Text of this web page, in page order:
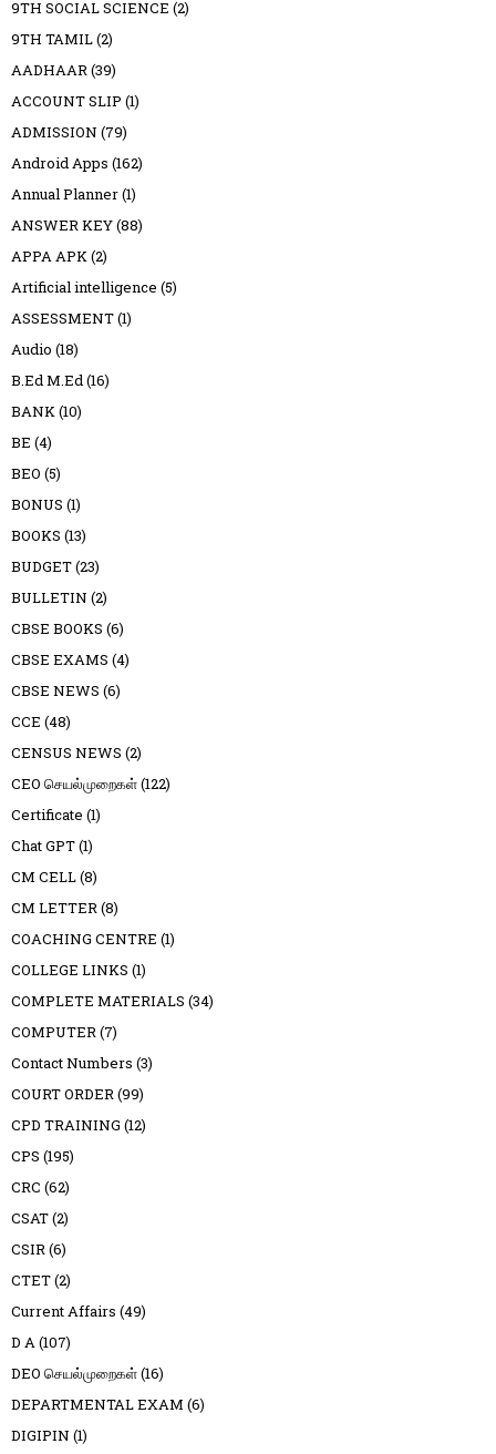
9TH SOCIAL SCIENCE (2)
9TH TAMIL(2)
AADHAAR(39)
ACCOUNT SLIP (1)
ADMISSION (79)
Android Apps (162)
Annual Planner(1)
ANSWER KEY(88)
APPA APK(2)
Artificial intelligence (5)
ASSESSMENT(1)
Audio (18)
B.Ed M.Ed(16)
BANK(10)
BE (4)
BEO (5)
BONUS (1)
BOOKS (13)
BUDGET(23)
BULLETIN (2)
CBSE BOOKS (6)
CBSE EXAMS (4)
CBSE NEWS (6)
CCE (48)
CENSUS NEWS (2)
CEO செயல்முறைகள்(122)
Certificate (1)
Chat GPT(1)
CM CELL(8)
CM LETTER(8)
COACHING CENTRE (1)
COLLEGE LINKS (1)
COMPLETE MATERIALS (34)
COMPUTER(7)
Contact Numbers (3)
COURT ORDER(99)
CPD TRAINING (12)
CPS (195)
CRC (62)
CSAT(2)
CSIR(6)
CTET(2)
Current Affairs (49)
D A(107)
DEO செயல்முறைகள்(16)
DEPARTMENTAL EXAM (6)
DIGIPIN (1)